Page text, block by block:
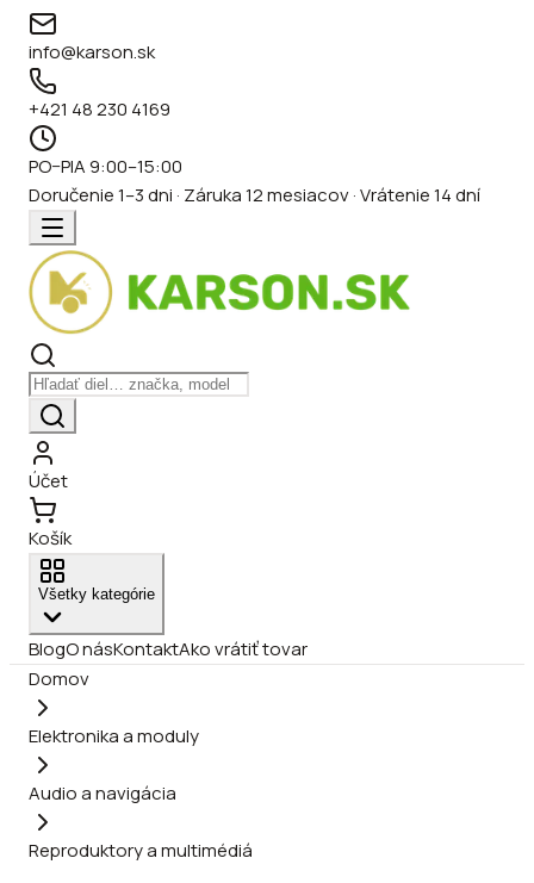
info@karson.sk
+421 48 230 4169
PO–PIA 9:00–15:00
Doručenie 1–3 dni · Záruka 12 mesiacov · Vrátenie 14 dní
Účet
Košík
Všetky kategórie
BlogO násKontaktAko vrátiť tovar
Domov
Elektronika a moduly
Audio a navigácia
Reproduktory a multimédiá